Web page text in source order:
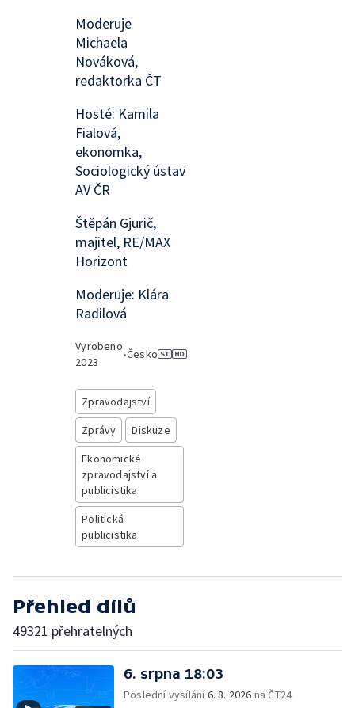
Moderuje
Michaela
Nováková,
redaktorka ČT
Hosté: Kamila
Fialová,
ekonomka,
Sociologický ústav
AV ČR
Štěpán Gjurič,
majitel, RE/MAX
Horizont
Moderuje: Klára
Radilová
Vyrobeno
2023
•Česko
Zpravodajství
Zprávy
Diskuze
Ekonomické
zpravodajství a
publicistika
Politická
publicistika
Přehled dílů
49321 přehratelných
6. srpna 18:03
Poslední vysílání6. 8. 2026 na ČT24